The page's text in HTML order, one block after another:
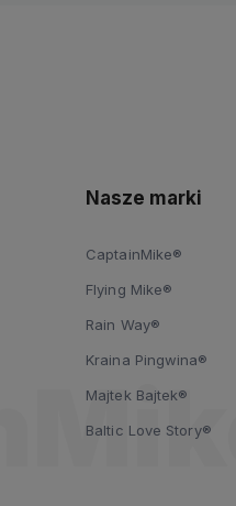
Nasze marki
CaptainMike®
Flying Mike®
Rain Way®
Kraina Pingwina®
Majtek Bajtek®
Baltic Love Story®